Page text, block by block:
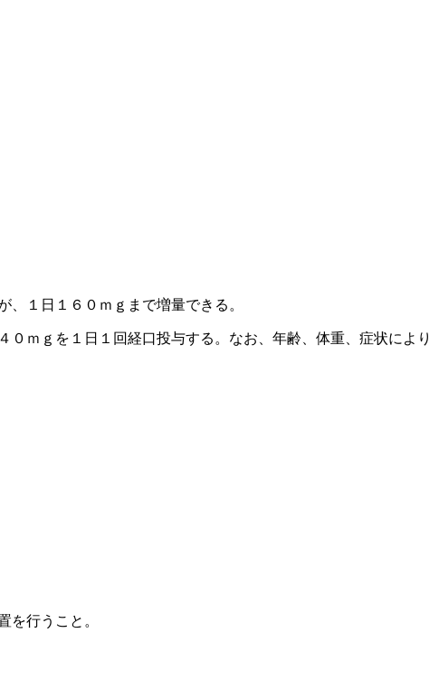
１日１６０ｍｇまで増量できる。
ｍｇを１日１回経口投与する。なお、年齢、体重、症状により
を行うこと。